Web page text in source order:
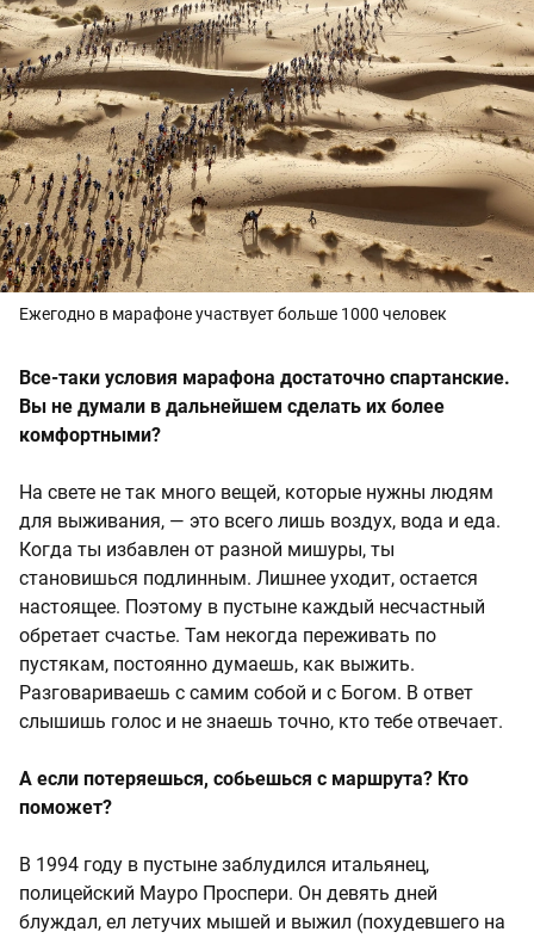
Ежегодно в марафоне участвует больше 1000 человек
Все-таки условия марафона достаточно спартанские.
Вы не думали в дальнейшем сделать их более
комфортными?
На свете не так много вещей, которые нужны людям
для выживания, — это всего лишь воздух, вода и еда.
Когда ты избавлен от разной мишуры, ты
становишься подлинным. Лишнее уходит, остается
настоящее. Поэтому в пустыне каждый несчастный
обретает счастье. Там некогда переживать по
пустякам, постоянно думаешь, как выжить.
Разговариваешь с самим собой и c Богом. В ответ
слышишь голос и не знаешь точно, кто тебе отвечает.
А если потеряешься, собьешься с маршрута? Кто
поможет?
В 1994 году в пустыне заблудился итальянец,
полицейский Мауро Проспери. Он девять дней
блуждал, ел летучих мышей и выжил (похудевшего на